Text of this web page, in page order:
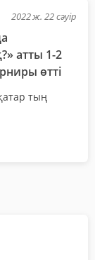
2022 ж. 22 сәуір
атты 1-2
өтті
тың